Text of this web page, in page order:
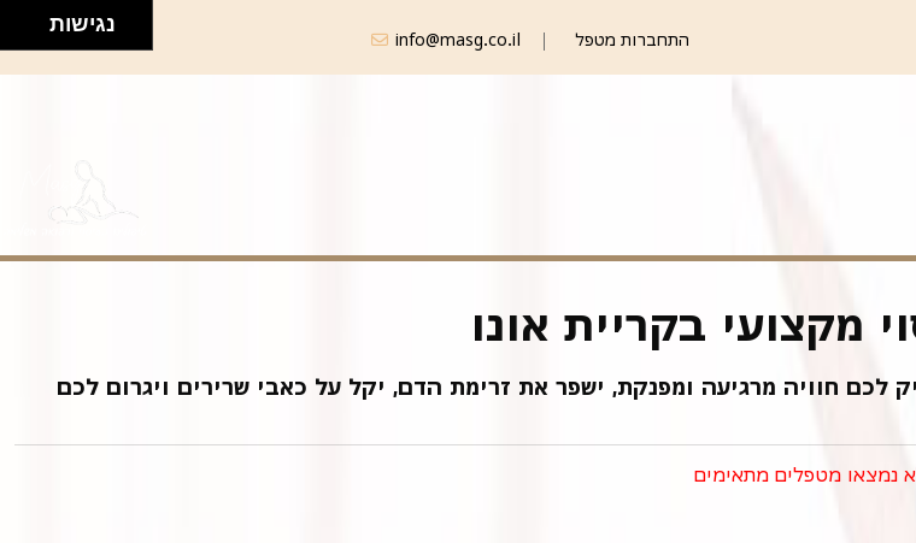
info@masg.co.il התחברות מטפל
מקצועי בקריית אונו
לכם חוויה מרגיעה ומפנקת, ישפר את זרימת הדם, יקל על כאבי שרירים ויגרום לכם
נמצאו מטפלים מתאימים
נגישות